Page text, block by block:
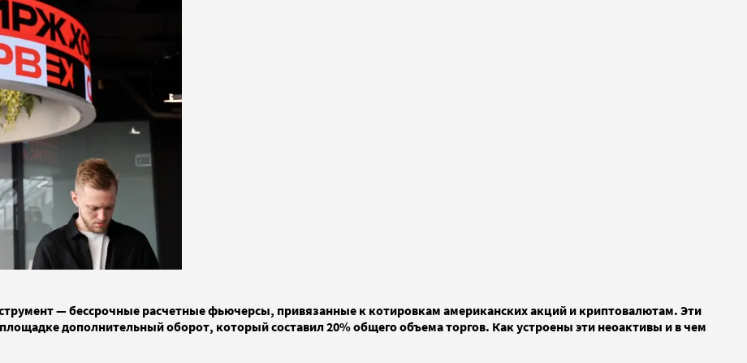
— бессрочные расчетные фьючерсы, привязанные к котировкам американских акций и криптовалютам. Эти
дополнительный оборот, который составил 20% общего объема торгов. Как устроены эти неоактивы и в чем